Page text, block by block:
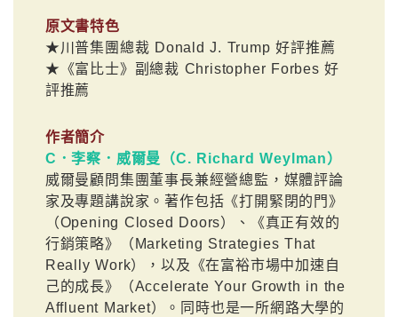
原文書特色
★川普集團總裁 Donald J. Trump 好評推薦
★《富比士》副總裁 Christopher Forbes 好
評推薦
作者簡介
C．李察．威爾曼（C. Richard Weylman）
威爾曼顧問集團董事長兼經營總監，媒體評論
家及專題講說家。著作包括《打開緊閉的門》
（Opening Closed Doors）、《真正有效的
行銷策略》（Marketing Strategies That
Really Work），以及《在富裕市場中加速自
己的成長》（Accelerate Your Growth in the
Affluent Market）。同時也是一所網路大學的